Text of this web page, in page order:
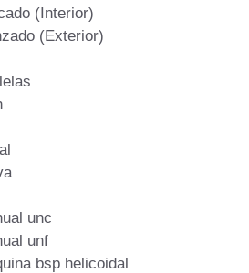
(Interior)
(Exterior)
unc
unf
bsp helicoidal